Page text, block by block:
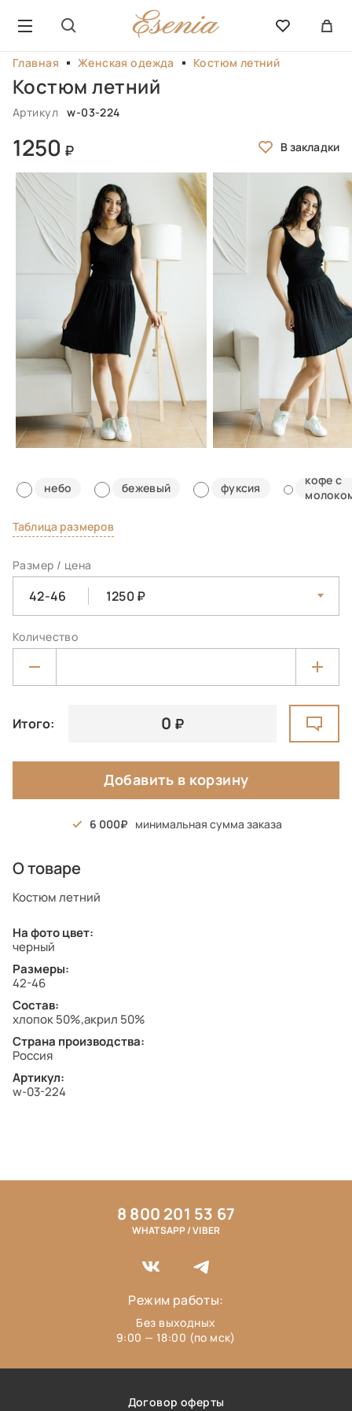
Главная Женская одежда Костюм летний
Костюм летний
Артикул w-03-224
1250
небо бежевый фуксия
кофе с
Таблица размеров
Размер / цена
42-46 1250
Количество
Итого: 0
Добавить в корзину
6 000 минимальная сумма заказа
О товаре
Костюм летний
На фото цвет:
черный
Размеры:
42-46
Состав:
хлопок 50%,акрил 50%
Страна производства:
Россия
Артикул:
w-03-224
Договор оферты
8 800 201 53 67
WHATSAPP / VIBER
Режим работы:
Без выходных
9:00 — 18:00 (по мск)